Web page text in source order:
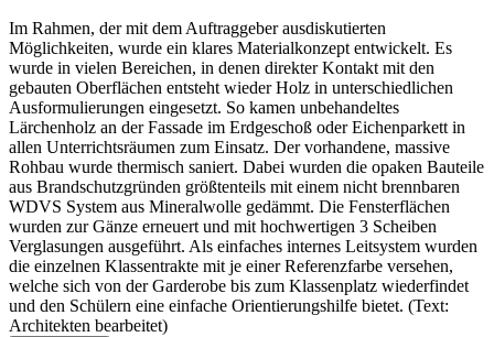
Im Rahmen, der mit dem Auftraggeber ausdiskutierten
Möglichkeiten, wurde ein klares Materialkonzept entwickelt. Es
wurde in vielen Bereichen, in denen direkter Kontakt mit den
gebauten Oberflächen entsteht wieder Holz in unterschiedlichen
Ausformulierungen eingesetzt. So kamen unbehandeltes
Lärchenholz an der Fassade im Erdgeschoß oder Eichenparkett in
allen Unterrichtsräumen zum Einsatz. Der vorhandene, massive
Rohbau wurde thermisch saniert. Dabei wurden die opaken Bauteile
aus Brandschutzgründen größtenteils mit einem nicht brennbaren
WDVS System aus Mineralwolle gedämmt. Die Fensterflächen
wurden zur Gänze erneuert und mit hochwertigen 3 Scheiben
Verglasungen ausgeführt. Als einfaches internes Leitsystem wurden
die einzelnen Klassentrakte mit je einer Referenzfarbe versehen,
welche sich von der Garderobe bis zum Klassenplatz wiederfindet
und den Schülern eine einfache Orientierungshilfe bietet. (Text:
Architekten bearbeitet)